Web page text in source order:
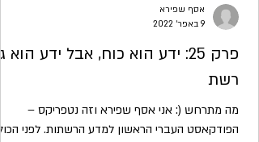
פרק 25: ידע הוא כוח, אבל ידע הוא
רשת
מה מתרחש (: אני אסף שפירא וזה נטפריקס –
הפודקאסט העברי הראשון למדע הרשתות. לפני
אסף שפירא
9 באפר׳ 2022